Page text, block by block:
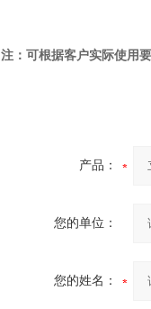
注：可根据客户实际使用
产品：
您的单位：
您的姓名：